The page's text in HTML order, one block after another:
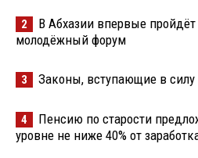
2
В Абхазии впервые
молодёжный форум
3 Законы, вступающие в силу
4
Пенсию по старости
уровне не ниже 40% от